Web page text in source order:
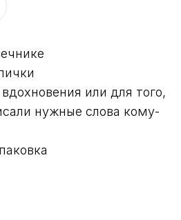
или для того,
нужные слова кому-